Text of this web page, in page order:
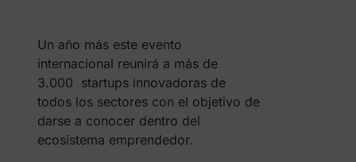
Un año más este evento
internacional reunirá a más de
3.000 startups innovadoras de
todos los sectores con el objetivo de
darse a conocer dentro del
ecosistema emprendedor.